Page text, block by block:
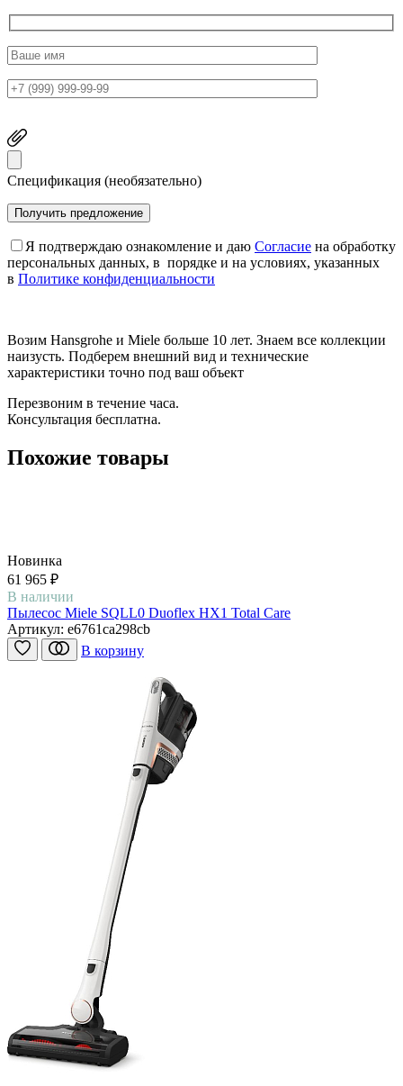
Спецификация (необязательно)
Я подтверждаю ознакомление и даю Согласие на обработку
персональных данных, в порядке и на условиях, указанных
в Политике конфиденциальности
Возим Hansgrohe и Miele больше 10 лет. Знаем все коллекции
наизусть. Подберем внешний вид и технические
характеристики точно под ваш объект
Перезвоним в течение часа.
Консультация бесплатна.
Похожие товары
Новинка
61 965 ₽
В наличии
Пылесос Miele SQLL0 Duoflex HX1 Total Care
Артикул: e6761ca298cb
В корзину